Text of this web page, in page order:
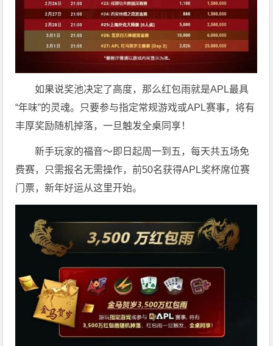
如果说奖池决定了高度，那么红包雨就是APL最具
“年味”的灵魂。只要参与指定常规游戏或APL赛事，将有
丰厚奖励随机掉落，一旦触发全桌同享！
新手玩家的福音～即日起周一到五，每天共五场免
费赛，只需报名无需操作，前50名获得APL奖杯席位赛
门票，新年好运从这里开始。